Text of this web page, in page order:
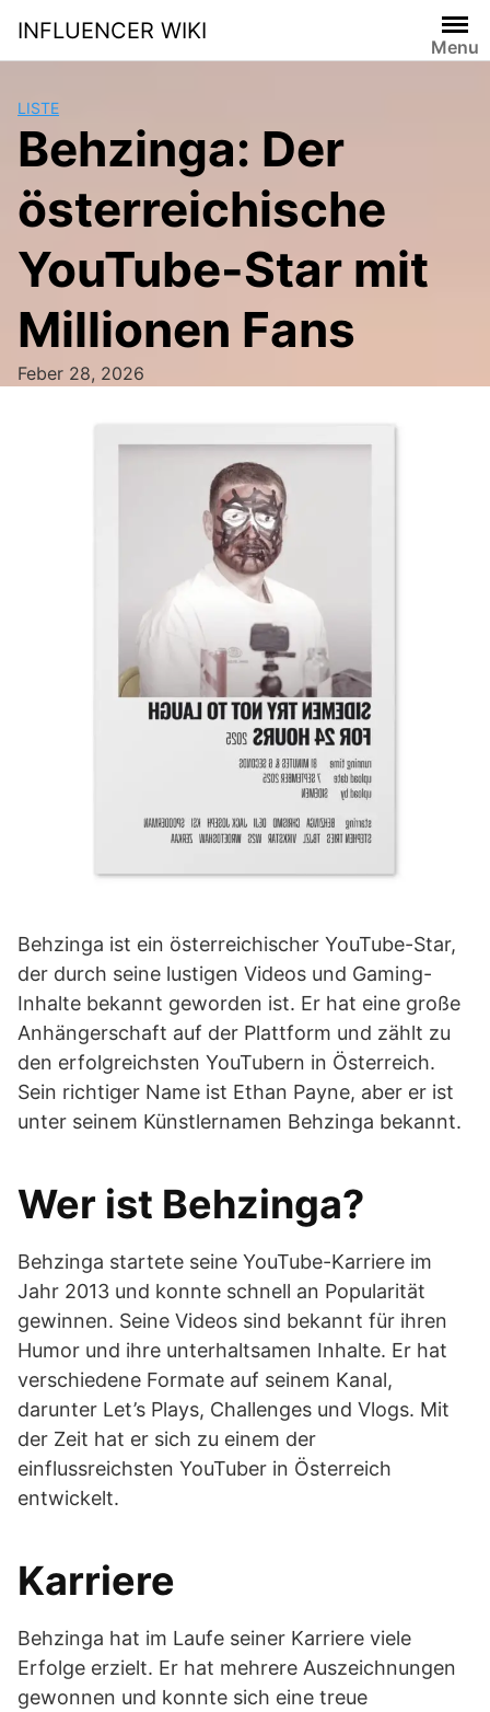
content
INFLUENCER WIKI
Menu
LISTE
Behzinga: Der
österreichische
YouTube-Star mit
Millionen Fans
Feber 28, 2026
Behzinga ist ein österreichischer YouTube-Star,
der durch seine lustigen Videos und Gaming-
Inhalte bekannt geworden ist. Er hat eine große
Anhängerschaft auf der Plattform und zählt zu
den erfolgreichsten YouTubern in Österreich.
Sein richtiger Name ist Ethan Payne, aber er ist
unter seinem Künstlernamen Behzinga bekannt.
Wer ist Behzinga?
Behzinga startete seine YouTube-Karriere im
Jahr 2013 und konnte schnell an Popularität
gewinnen. Seine Videos sind bekannt für ihren
Humor und ihre unterhaltsamen Inhalte. Er hat
verschiedene Formate auf seinem Kanal,
darunter Let’s Plays, Challenges und Vlogs. Mit
der Zeit hat er sich zu einem der
einflussreichsten YouTuber in Österreich
entwickelt.
Karriere
Behzinga hat im Laufe seiner Karriere viele
Erfolge erzielt. Er hat mehrere Auszeichnungen
gewonnen und konnte sich eine treue